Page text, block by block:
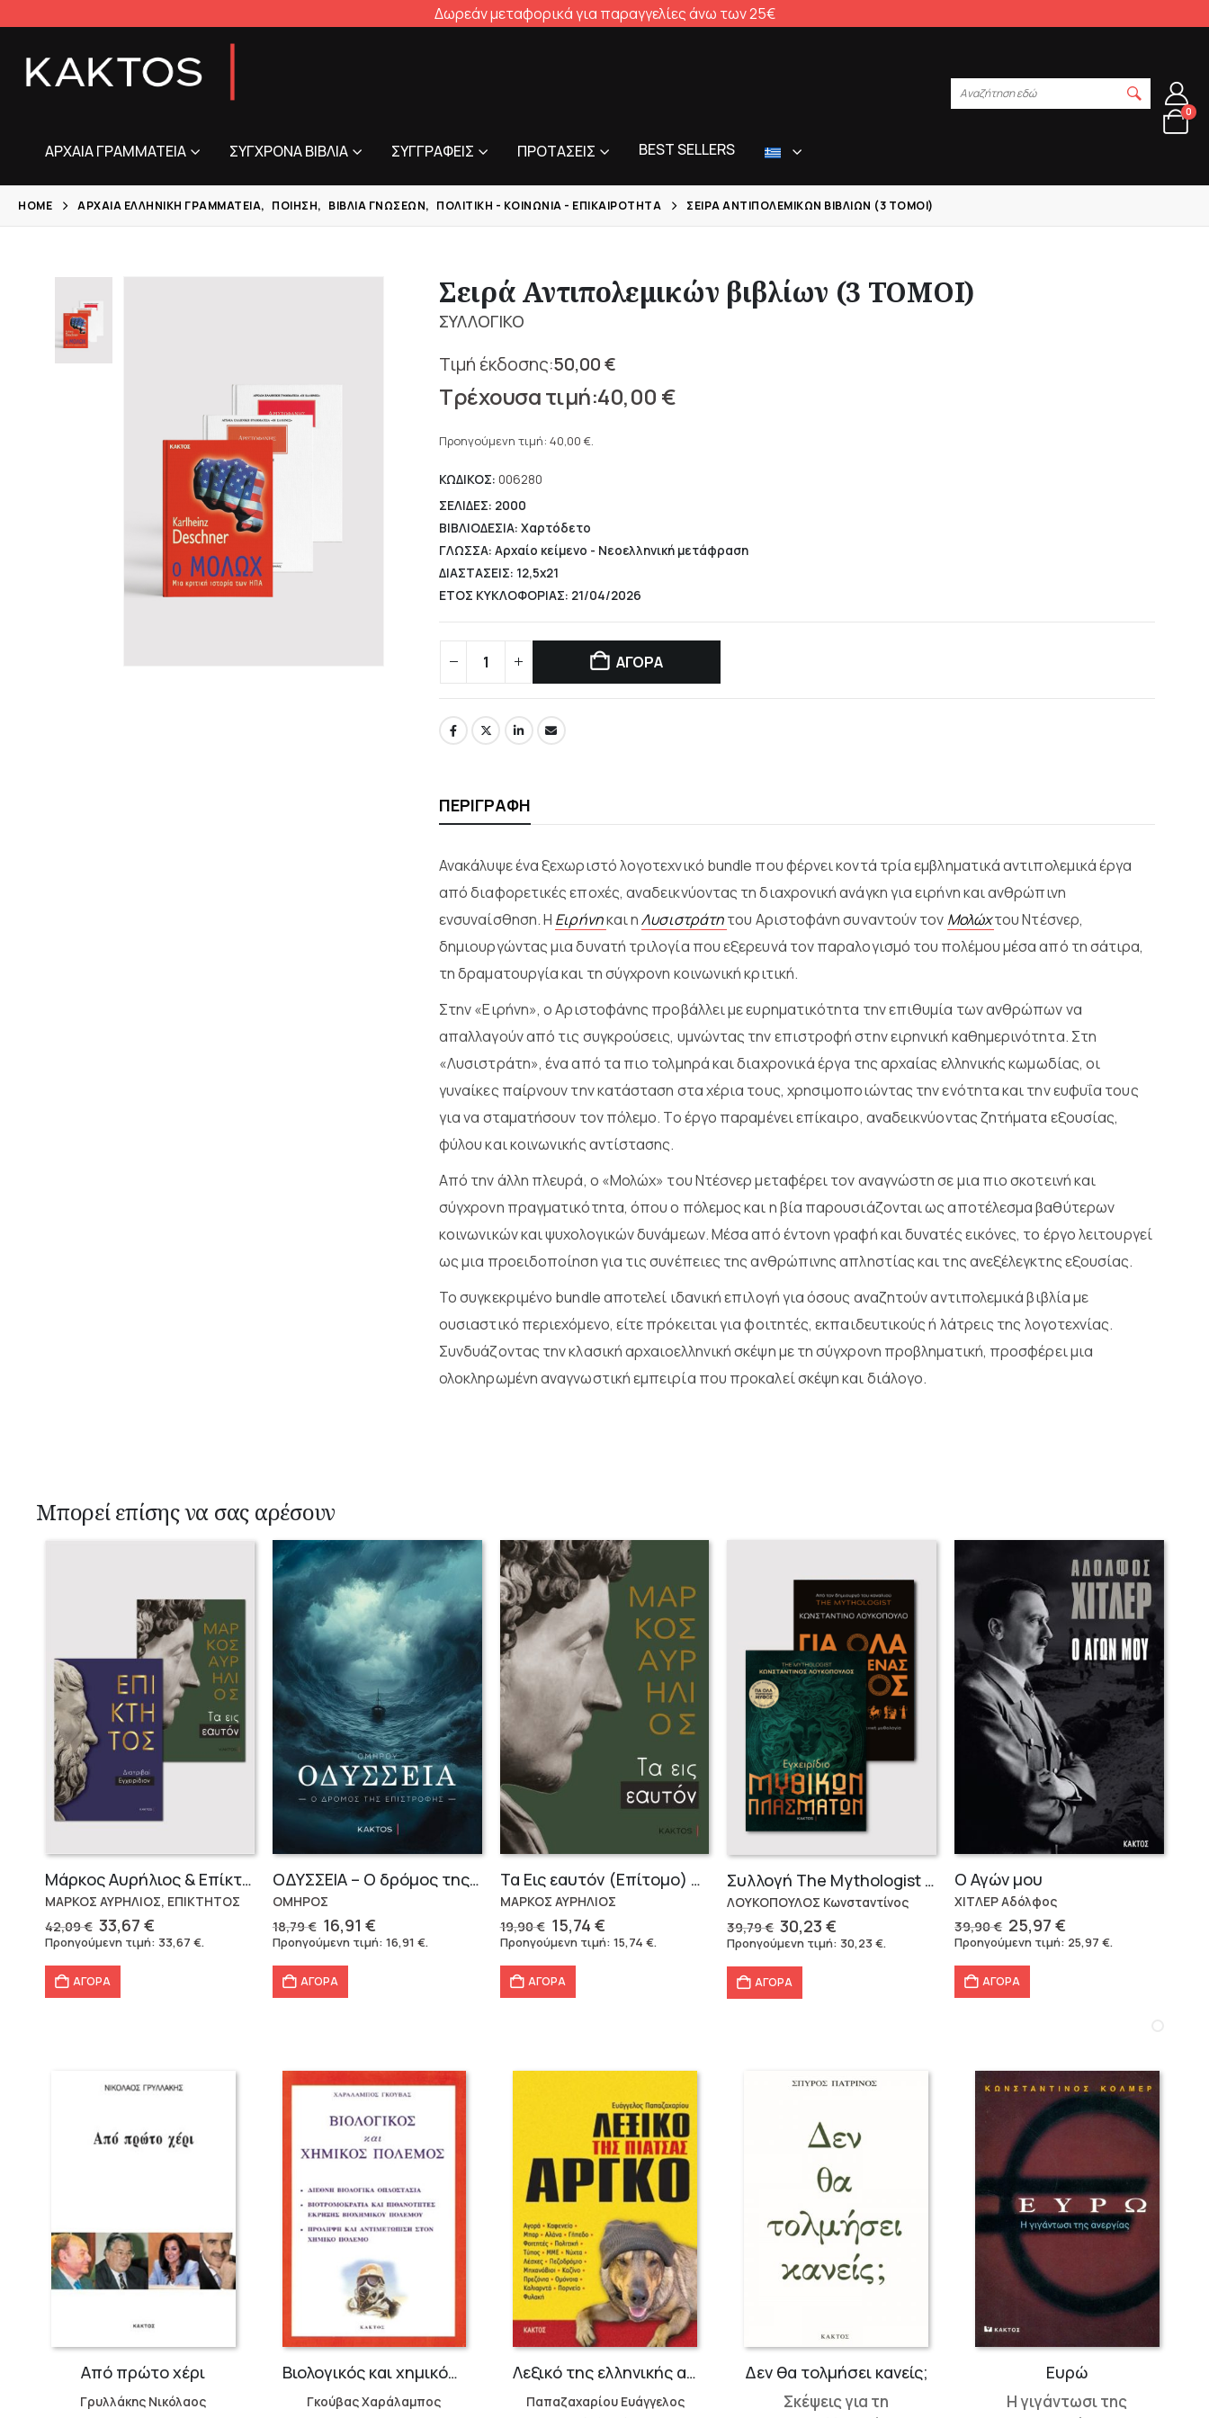
Δωρεάν μεταφορικά για παραγγελίες άνω των 25€
ΑΡΧΑΊΑ ΓΡΑΜΜΑΤΕΊΑ ΣΎΓΧΡΟΝΑ ΒΙΒΛΊΑ ΣΥΓΓΡΑΦΕΊΣ ΠΡΟΤΆΣΕΙΣ BEST SELLERS
Αναζήτηση εδώ
0
HOME ΑΡΧΑΊΑ ΕΛΛΗΝΙΚΉ ΓΡΑΜΜΑΤΕΊΑ, ΠΟΊΗΣΗ, ΒΙΒΛΊΑ ΓΝΏΣΕΩΝ, ΠΟΛΙΤΙΚΉ - ΚΟΙΝΩΝΊΑ - ΕΠΙΚΑΙΡΌΤΗΤΑ ΣΕΙΡΆ ΑΝΤΙΠΟΛΕΜΙΚΏΝ ΒΙΒΛΊΩΝ (3 ΤΟΜΟΙ)
Σειρά Αντιπολεμικών βιβλίων (3 ΤΟΜΟΙ)
ΣΥΛΛΟΓΙΚΟ
50,00€
Original
price
was:
50,00 €.
40,00 €
τρέχουσα
είναι:
40,00 €.
Προηγούμενη τιμή: 40,00 €.
ΚΩΔΙΚΟΣ: 006280
ΣΕΛΙΔΕΣ: 2000
ΒΙΒΛΙΟΔΕΣΙΑ: Χαρτόδετο
ΓΛΩΣΣΑ: Αρχαίο κείμενο - Νεοελληνική μετάφραση
ΔΙΑΣΤΑΣΕΙΣ: 12,5x21
ΕΤΟΣ ΚΥΚΛΟΦΟΡΙΑΣ: 21/04/2026
ΑΓΟΡΑ
ΠΕΡΙΓΡΑΦΉ
Ανακάλυψε ένα ξεχωριστό λογοτεχνικό bundle που φέρνει κοντά τρία εμβληματικά αντιπολεμικά έργα
από διαφορετικές εποχές, αναδεικνύοντας τη διαχρονική ανάγκη για ειρήνη και ανθρώπινη
ενσυναίσθηση. Η Ειρήνηκαι ηΛυσιστράτητου Αριστοφάνη συναντούν τον Μολώχτου Ντέσνερ,
δημιουργώντας μια δυνατή τριλογία που εξερευνά τον παραλογισμό του πολέμου μέσα από τη σάτιρα,
τη δραματουργία και τη σύγχρονη κοινωνική κριτική.
Στην «Ειρήνη», ο Αριστοφάνης προβάλλει με ευρηματικότητα την επιθυμία των ανθρώπων να
απαλλαγούν από τις συγκρούσεις, υμνώντας την επιστροφή στην ειρηνική καθημερινότητα. Στη
«Λυσιστράτη», ένα από τα πιο τολμηρά και διαχρονικά έργα της αρχαίας ελληνικής κωμωδίας, οι
γυναίκες παίρνουν την κατάσταση στα χέρια τους, χρησιμοποιώντας την ενότητα και την ευφυΐα τους
για να σταματήσουν τον πόλεμο. Το έργο παραμένει επίκαιρο, αναδεικνύοντας ζητήματα εξουσίας,
φύλου και κοινωνικής αντίστασης.
Από την άλλη πλευρά, ο «Μολώχ» του Ντέσνερ μεταφέρει τον αναγνώστη σε μια πιο σκοτεινή και
σύγχρονη πραγματικότητα, όπου ο πόλεμος και η βία παρουσιάζονται ως αποτέλεσμα βαθύτερων
κοινωνικών και ψυχολογικών δυνάμεων. Μέσα από έντονη γραφή και δυνατές εικόνες, το έργο λειτουργεί
ως μια προειδοποίηση για τις συνέπειες της ανθρώπινης απληστίας και της ανεξέλεγκτης εξουσίας.
Το συγκεκριμένο bundle αποτελεί ιδανική επιλογή για όσους αναζητούν αντιπολεμικά βιβλία με
ουσιαστικό περιεχόμενο, είτε πρόκειται για φοιτητές, εκπαιδευτικούς ή λάτρεις της λογοτεχνίας.
Συνδυάζοντας την κλασική αρχαιοελληνική σκέψη με τη σύγχρονη προβληματική, προσφέρει μια
ολοκληρωμένη αναγνωστική εμπειρία που προκαλεί σκέψη και διάλογο.
Μπορεί επίσης να σας αρέσουν
Μάρκος Αυρήλιος & Επίκτητος (Επίτομα)
ΜΑΡΚΟΣ ΑΥΡΗΛΙΟΣ, ΕΠΙΚΤΗΤΟΣ
42,09€ Original
price
42,09 €.
33,67€
τρέχουσα
Προηγούμενη τιμή: 33,67 €.
ΑΓΟΡΑ
OΔΥΣΣΕΙΑ – Ο δρόμος της επιστροφής
ΟΜΗΡΟΣ
18,79€ Original
price
18,79 €.
16,91 €Η
τρέχουσα
Προηγούμενη τιμή: 16,91 €.
ΑΓΟΡΑ
Τα Εις εαυτόν (Επίτομο) – Μάρκος Αυρήλιος
ΜΑΡΚΟΣ ΑΥΡΗΛΙΟΣ
19,90€ Original
price
19,90 €.
15,74 €Η
τρέχουσα
Προηγούμενη τιμή: 15,74 €.
ΑΓΟΡΑ
Συλλογή The Mythologist (2 βιβλία)
ΛΟΥΚΟΠΟΥΛΟΣ Κωνσταντίνος
39,79€ Original
price
was:
39,79 €.
30,23€
τρέχουσα
Προηγούμενη τιμή: 30,23€.
ΑΓΟΡΑ
Ο Αγών μου
ΧΙΤΛΕΡ Αδόλφος
39,90€ Original
price
39,90 €.
25,97€
τρέχουσα
Προηγούμενη τιμή: 25,97€.
ΑΓΟΡΑ
Από πρώτο χέρι
Γρυλλάκης Νικόλαος
Βιολογικός και χημικός πόλεμος
Γκούβας Χαράλαμπος
Λεξικό της ελληνικής αργκό
Παπαζαχαρίου Ευάγγελος
Δεν θα τολμήσει κανείς;
Σκέψεις για τη
Ευρώ
Η γιγάντωσι της